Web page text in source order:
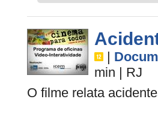
|
min | RJ
O filme relata